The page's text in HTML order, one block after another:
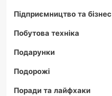
Підприємництво та бізнес
Побутова техніка
Подарунки
Подорожі
Поради та лайфхаки